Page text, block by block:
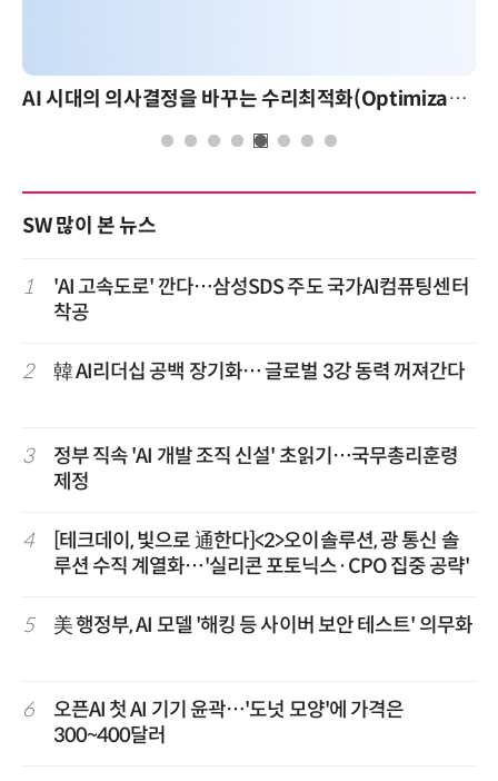
AI 시대의 의사결정을 바꾸는 수리최적화(Optimization): 실제 산업 적용 사례와 활용 전략
SW 많이 본 뉴스
1
'AI 고속도로' 깐다…삼성SDS 주도 국가AI컴퓨팅센터
착공
2 韓 AI리더십 공백 장기화… 글로벌 3강 동력 꺼져간다
3
정부 직속 'AI 개발 조직 신설' 초읽기…국무총리훈령
제정
4
[테크데이, 빛으로 通한다]<2>오이솔루션, 광 통신 솔
루션 수직 계열화…'실리콘 포토닉스·CPO 집중 공략'
5 美 행정부, AI 모델 '해킹 등 사이버 보안 테스트' 의무화
6
오픈AI 첫 AI 기기 윤곽…'도넛 모양'에 가격은
300~400달러